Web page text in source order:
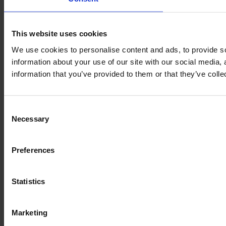
This website uses cookies
We use cookies to personalise content and ads, to provide
information about your use of our site with our social
information that you’ve provided to them or that they’ve
Selection
Necessary
Preferences
Statistics
Marketing